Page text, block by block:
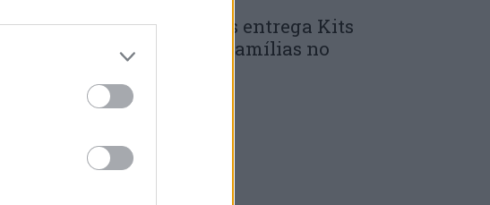
Município de Góis entrega Kits
Comunitários às famílias no
30 DE JULHO, 2026